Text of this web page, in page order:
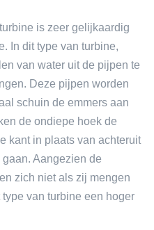
is zeer gelijkaardig
In dit type van turbine,
van water uit de pijpen te
Deze pijpen worden
schuin de emmers aan
de ondiepe hoek de
kant in plaats van achteruit
Aangezien de
zich niet als zij mengen
van turbine een hoger